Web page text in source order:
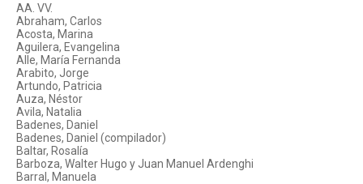
AA. VV.
Abraham, Carlos
Acosta, Marina
Aguilera, Evangelina
Alle, María Fernanda
Arabito, Jorge
Artundo, Patricia
Auza, Néstor
Avila, Natalia
Badenes, Daniel
Badenes, Daniel (compilador)
Baltar, Rosalía
Barboza, Walter Hugo y Juan Manuel Ardenghi
Barral, Manuela